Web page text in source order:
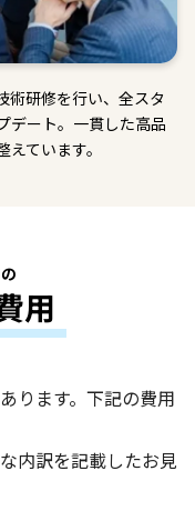
術研修を行い、全スタ
デート。一貫した高品
ています。
用
ります。下記の費用
内訳を記載したお見